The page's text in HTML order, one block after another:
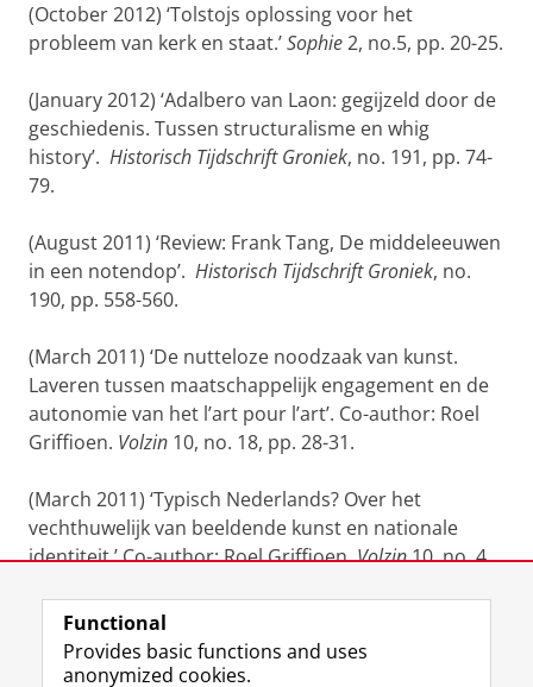
(October 2012) ‘Tolstojs oplossing voor het
probleem van kerk en staat.’Sophie2, no.5, pp. 20-25.
(January 2012) ‘Adalbero van Laon: gegijzeld door de
geschiedenis. Tussen structuralisme en whig
history’. Historisch Tijdschrift Groniek, no. 191, pp. 74-
79.
(August 2011) ‘Review: Frank Tang, De middeleeuwen
in een notendop’. Historisch Tijdschrift Groniek, no.
190, pp. 558-560.
(March 2011) ‘De nutteloze noodzaak van kunst.
Laveren tussen maatschappelijk engagement en de
autonomie van het l’art pour l’art’. Co-author: Roel
Griffioen. Volzin 10, no. 18, pp. 28-31.
(March 2011) ‘Typisch Nederlands? Over het
vechthuwelijk van beeldende kunst en nationale
identiteit.’ Co-author: Roel Griffioen.Volzin10, no. 4,
Last modified: 03 December 2025 5.47 p.m.
Functional
Provides basic functions and uses
anonymized cookies.